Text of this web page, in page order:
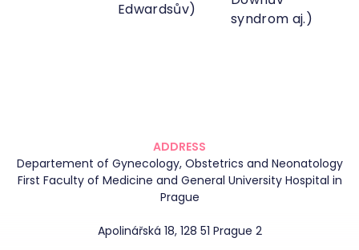
Edwardsův)
syndrom aj.)
ADDRESS
Departement of Gynecology, Obstetrics and Neonatology
First Faculty of Medicine and General University Hospital in
Prague
Apolinářská 18, 128 51 Prague 2